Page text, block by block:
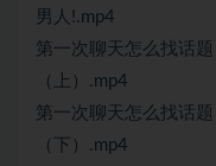
男人!.mp4
第一次聊天怎么找话
（上）.mp4
第一次聊天怎么找话
（下）.mp4